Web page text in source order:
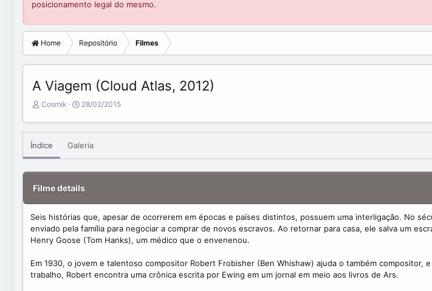
posicionamento legal do mesmo.
Home Repositório Filmes
A Viagem (Cloud Atlas, 2012)
A
d
d
b
y
Cosmik
C
e
t
e
d
t
e
28/02/2015
Índice Galeria
Filme details
Seis histórias que, apesar de ocorrerem em épocas e países distintos, possuem uma interligação. No
enviado pela família para negociar a comprar de novos escravos. Ao retornar para casa, ele salva um
Henry Goose (Tom Hanks), um médico que o envenenou.
Em 1930, o jovem e talentoso compositor Robert Frobisher (Ben Whishaw) ajuda o também compositor,
trabalho, Robert encontra uma crônica escrita por Ewing em um jornal em meio aos livros de Ars.